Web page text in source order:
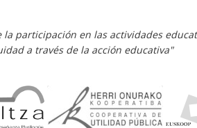
participación en las actividades
a través de la acción educativa"